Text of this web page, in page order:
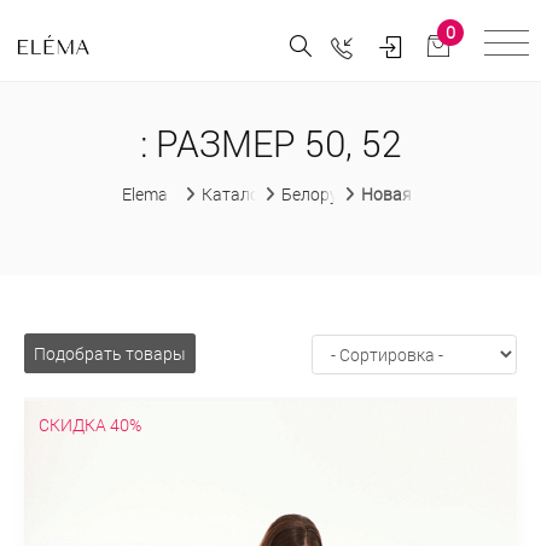
0
: РАЗМЕР 50, 52
Elema Каталог Белорусская женская одежда
Новая коллекция
Подобрать товары
СКИДКА 40%